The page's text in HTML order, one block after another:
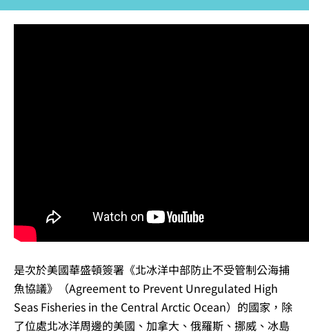
是次於美國華盛頓簽署《北冰洋中部防止不受管制公海捕
魚協議》（Agreement to Prevent Unregulated High
Seas Fisheries in the Central Arctic Ocean）的國家，除
了位處北冰洋周邊的美國、加拿大、俄羅斯、挪威、冰島